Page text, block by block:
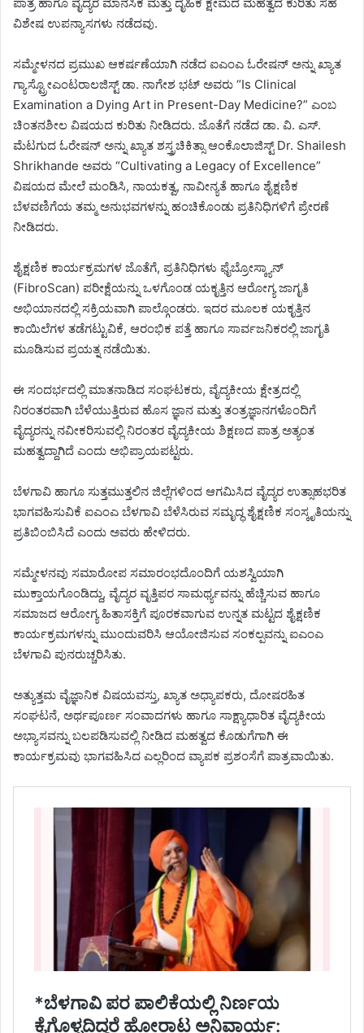
ವಿಶೇಷ ಉಪನ್ಯಾಸಗಳು ನಡೆದವು.
ಸಮ್ಮೇಳನದ ಪ್ರಮುಖ ಆಕರ್ಷಣೆಯಾಗಿ ನಡೆದ ಐಎಂಎ ಓರೇಷನ್ ಅನ್ನು ಖ್ಯಾತ
ಗ್ಯಾಸ್ಟ್ರೋಎಂಟರಾಲಜಿಸ್ಟ್ ಡಾ. ನಾಗೇಶ ಭಟ್ ಅವರು “Is Clinical
Examination a Dying Art in Present-Day Medicine?” ಎಂಬ
ಚಿಂತನಶೀಲ ವಿಷಯದ ಕುರಿತು ನೀಡಿದರು. ಜೊತೆಗೆ ನಡೆದ ಡಾ. ವಿ. ಎಸ್.
ಮೆಟಗುದ ಓರೇಷನ್ ಅನ್ನು ಖ್ಯಾತ ಶಸ್ತ್ರಚಿಕಿತ್ಸಾ ಆಂಕೊಲಾಜಿಸ್ಟ್ Dr. Shailesh
Shrikhande ಅವರು “Cultivating a Legacy of Excellence”
ವಿಷಯದ ಮೇಲೆ ಮಂಡಿಸಿ, ನಾಯಕತ್ವ, ನಾವೀನ್ಯತೆ ಹಾಗೂ ಶೈಕ್ಷಣಿಕ
ಬೆಳವಣಿಗೆಯ ತಮ್ಮ ಅನುಭವಗಳನ್ನು ಹಂಚಿಕೊಂಡು ಪ್ರತಿನಿಧಿಗಳಿಗೆ ಪ್ರೇರಣೆ
ನೀಡಿದರು.
ಶೈಕ್ಷಣಿಕ ಕಾರ್ಯಕ್ರಮಗಳ ಜೊತೆಗೆ, ಪ್ರತಿನಿಧಿಗಳು ಫೈಬ್ರೋಸ್ಕ್ಯಾನ್
(FibroScan) ಪರೀಕ್ಷೆಯನ್ನು ಒಳಗೊಂಡ ಯಕೃತ್ತಿನ ಆರೋಗ್ಯ ಜಾಗೃತಿ
ಅಭಿಯಾನದಲ್ಲಿ ಸಕ್ರಿಯವಾಗಿ ಪಾಲ್ಗೊಂಡರು. ಇದರ ಮೂಲಕ ಯಕೃತ್ತಿನ
ಕಾಯಿಲೆಗಳ ತಡೆಗಟ್ಟುವಿಕೆ, ಆರಂಭಿಕ ಪತ್ತೆ ಹಾಗೂ ಸಾರ್ವಜನಿಕರಲ್ಲಿ ಜಾಗೃತಿ
ಮೂಡಿಸುವ ಪ್ರಯತ್ನ ನಡೆಯಿತು.
ಈ ಸಂದರ್ಭದಲ್ಲಿ ಮಾತನಾಡಿದ ಸಂಘಟಕರು, ವೈದ್ಯಕೀಯ ಕ್ಷೇತ್ರದಲ್ಲಿ
ನಿರಂತರವಾಗಿ ಬೆಳೆಯುತ್ತಿರುವ ಹೊಸ ಜ್ಞಾನ ಮತ್ತು ತಂತ್ರಜ್ಞಾನಗಳೊಂದಿಗೆ
ವೈದ್ಯರನ್ನು ನವೀಕರಿಸುವಲ್ಲಿ ನಿರಂತರ ವೈದ್ಯಕೀಯ ಶಿಕ್ಷಣದ ಪಾತ್ರ ಅತ್ಯಂತ
ಮಹತ್ವದ್ದಾಗಿದೆ ಎಂದು ಅಭಿಪ್ರಾಯಪಟ್ಟರು.
ಬೆಳಗಾವಿ ಹಾಗೂ ಸುತ್ತಮುತ್ತಲಿನ ಜಿಲ್ಲೆಗಳಿಂದ ಆಗಮಿಸಿದ ವೈದ್ಯರ ಉತ್ಸಾಹಭರಿತ
ಭಾಗವಹಿಸುವಿಕೆ ಐಎಂಎ ಬೆಳಗಾವಿ ಬೆಳೆಸಿರುವ ಸಮೃದ್ಧ ಶೈಕ್ಷಣಿಕ ಸಂಸ್ಕೃತಿಯನ್ನು
ಪ್ರತಿಬಿಂಬಿಸಿದೆ ಎಂದು ಅವರು ಹೇಳಿದರು.
ಸಮ್ಮೇಳನವು ಸಮಾರೋಪ ಸಮಾರಂಭದೊಂದಿಗೆ ಯಶಸ್ವಿಯಾಗಿ
ಮುಕ್ತಾಯಗೊಂಡಿದ್ದು, ವೈದ್ಯರ ವೃತ್ತಿಪರ ಸಾಮರ್ಥ್ಯವನ್ನು ಹೆಚ್ಚಿಸುವ ಹಾಗೂ
ಸಮಾಜದ ಆರೋಗ್ಯ ಹಿತಾಸಕ್ತಿಗೆ ಪೂರಕವಾಗುವ ಉನ್ನತ ಮಟ್ಟದ ಶೈಕ್ಷಣಿಕ
ಕಾರ್ಯಕ್ರಮಗಳನ್ನು ಮುಂದುವರಿಸಿ ಆಯೋಜಿಸುವ ಸಂಕಲ್ಪವನ್ನು ಐಎಂಎ
ಬೆಳಗಾವಿ ಪುನರುಚ್ಚರಿಸಿತು.
ಅತ್ಯುತ್ತಮ ವೈಜ್ಞಾನಿಕ ವಿಷಯವಸ್ತು, ಖ್ಯಾತ ಅಧ್ಯಾಪಕರು, ದೋಷರಹಿತ
ಸಂಘಟನೆ, ಅರ್ಥಪೂರ್ಣ ಸಂವಾದಗಳು ಹಾಗೂ ಸಾಕ್ಷ್ಯಾಧಾರಿತ ವೈದ್ಯಕೀಯ
ಅಭ್ಯಾಸವನ್ನು ಬಲಪಡಿಸುವಲ್ಲಿ ನೀಡಿದ ಮಹತ್ವದ ಕೊಡುಗೆಗಾಗಿ ಈ
ಕಾರ್ಯಕ್ರಮವು ಭಾಗವಹಿಸಿದ ಎಲ್ಲರಿಂದ ವ್ಯಾಪಕ ಪ್ರಶಂಸೆಗೆ ಪಾತ್ರವಾಯಿತು.